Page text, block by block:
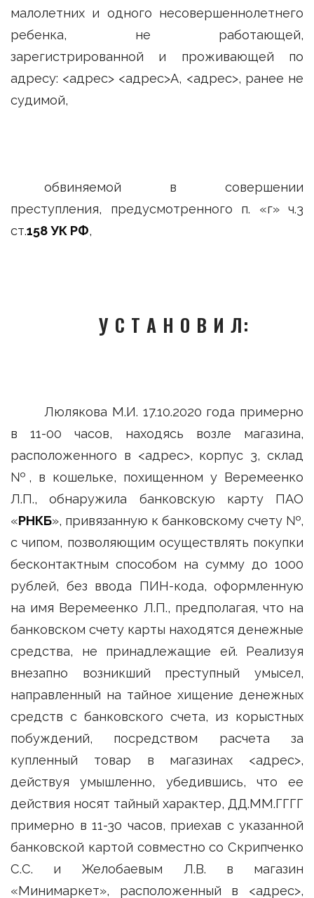
малолетних и одного несовершеннолетнего
ребенка, не работающей,
зарегистрированной и проживающей по
адресу: <адрес> <адрес>А, <адрес>, ранее не
судимой,
обвиняемой в совершении
преступления, предусмотренного п. «г» ч.3
ст.158 УК РФ,
У С Т А Н О В И Л:
Люлякова М.И. 17.10.2020 года примерно
в 11-00 часов, находясь возле магазина,
расположенного в <адрес>, корпус 3, склад
№, в кошельке, похищенном у Веремеенко
Л.П., обнаружила банковскую карту ПАО
«РНКБ», привязанную к банковскому счету №,
с чипом, позволяющим осуществлять покупки
бесконтактным способом на сумму до 1000
рублей, без ввода ПИН-кода, оформленную
на имя Веремеенко Л.П., предполагая, что на
банковском счету карты находятся денежные
средства, не принадлежащие ей. Реализуя
внезапно возникший преступный умысел,
направленный на тайное хищение денежных
средств с банковского счета, из корыстных
побуждений, посредством расчета за
купленный товар в магазинах <адрес>,
действуя умышленно, убедившись, что ее
действия носят тайный характер, ДД.ММ.ГГГГ
примерно в 11-30 часов, приехав с указанной
банковской картой совместно со Скрипченко
С.С. и Желобаевым Л.В. в магазин
«Минимаркет», расположенный в <адрес>,